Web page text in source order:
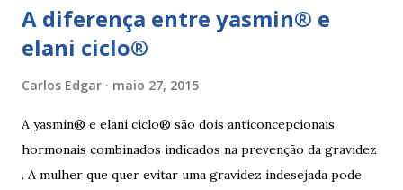
A diferença entre yasmin® e
elani ciclo®
Carlos Edgar maio 27, 2015
A yasmin® e elani ciclo® são dois anticoncepcionais
hormonais combinados indicados na prevenção da gravidez
. A mulher que quer evitar uma gravidez indesejada pode